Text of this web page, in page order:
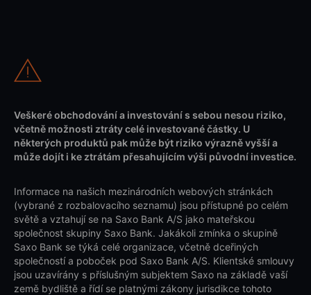
Veškeré obchodování a investování s sebou nesou riziko,
včetně možnosti ztráty celé investované částky. U
některých produktů pak může být riziko výrazně vyšší a
může dojít i ke ztrátám přesahujícím výši původní investice.
Informace na našich mezinárodních webových stránkách
(vybrané z rozbalovacího seznamu) jsou přístupné po celém
světě a vztahují se na Saxo Bank A/S jako mateřskou
společnost skupiny Saxo Bank. Jakákoli zmínka o skupině
Saxo Bank se týká celé organizace, včetně dceřiných
společností a poboček pod Saxo Bank A/S. Klientské smlouvy
jsou uzavírány s příslušným subjektem Saxo na základě vaší
země bydliště a řídí se platnými zákony jurisdikce tohoto